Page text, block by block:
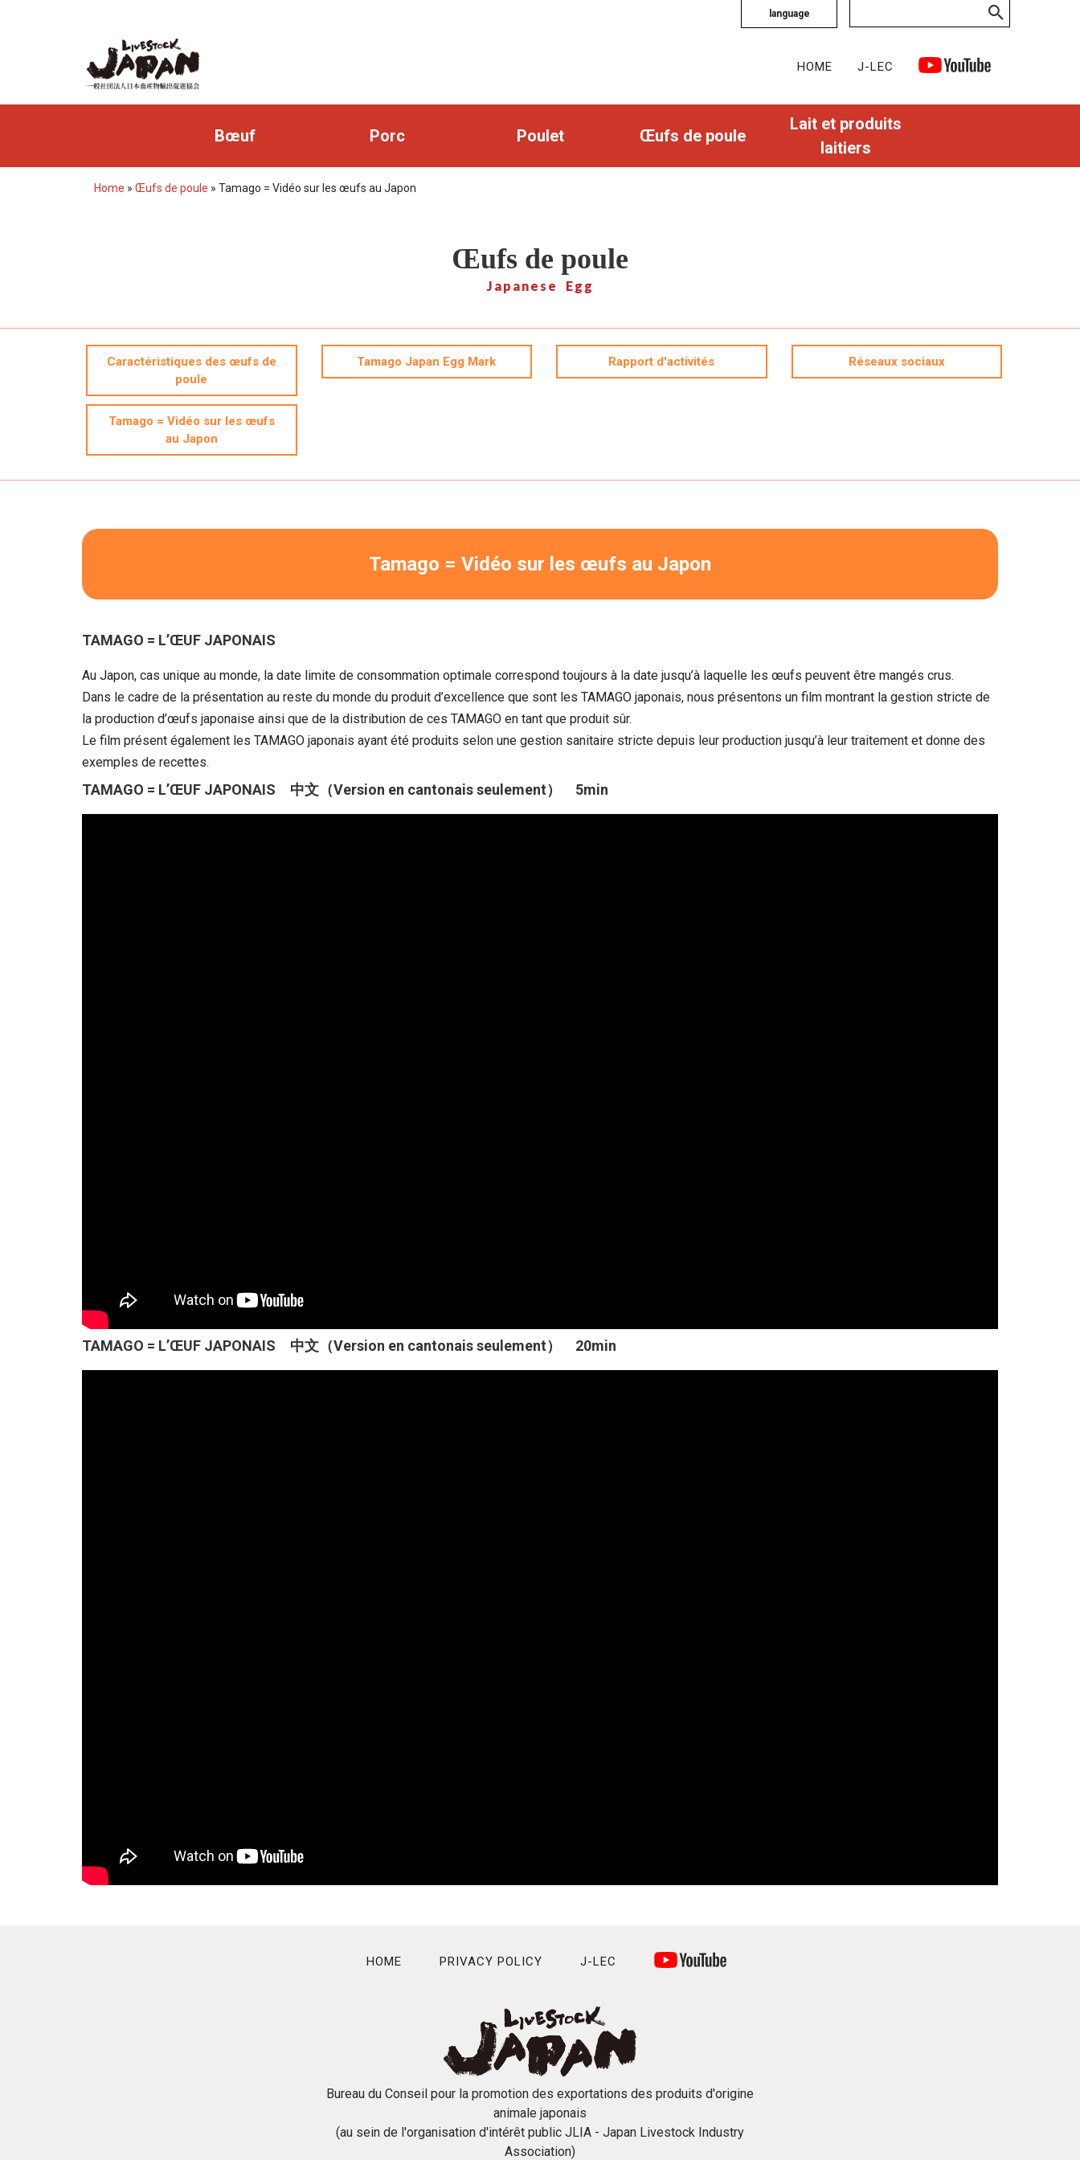
language
HOME J-LEC
Bœuf Porc Poulet Œufs de poule
Lait et produits
laitiers
Home » Œufs de poule » Tamago = Vidéo sur les œufs au Japon
Œufs de poule
Japanese Egg
Caractéristiques des œufs de
poule
Tamago Japan Egg Mark Rapport d'activités Réseaux sociaux
Tamago = Vidéo sur les œufs
au Japon
Tamago = Vidéo sur les œufs au Japon
TAMAGO = L’ŒUF JAPONAIS
Au Japon, cas unique au monde, la date limite de consommation optimale correspond toujours à la date jusqu’à laquelle les œufs peuvent être mangés crus.
Dans le cadre de la présentation au reste du monde du produit d’excellence que sont les TAMAGO japonais, nous présentons un film montrant la gestion stricte de
la production d’œufs japonaise ainsi que de la distribution de ces TAMAGO en tant que produit sûr.
Le film présent également les TAMAGO japonais ayant été produits selon une gestion sanitaire stricte depuis leur production jusqu’à leur traitement et donne des
exemples de recettes.
TAMAGO = L’ŒUF JAPONAIS 中文（Version en cantonais seulement） 5min
TAMAGO = L’ŒUF JAPONAIS 中文（Version en cantonais seulement） 20min
HOME PRIVACY POLICY J-LEC
Bureau du Conseil pour la promotion des exportations des produits d'origine
animale japonais
(au sein de l'organisation d'intérêt public JLIA - Japan Livestock Industry
Association)